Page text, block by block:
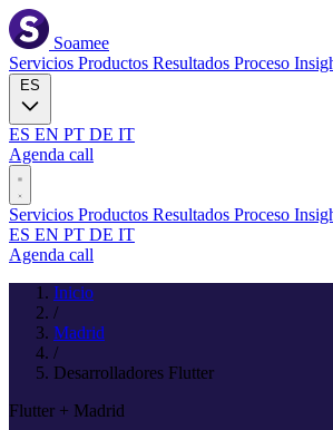
Soamee
Servicios Productos Resultados Proceso
ES EN PT DE IT
Agenda call
Servicios Productos Resultados Proceso
ES EN PT DE IT
Agenda call
Inicio
/
Madrid
/
Desarrolladores Flutter
Flutter + Madrid